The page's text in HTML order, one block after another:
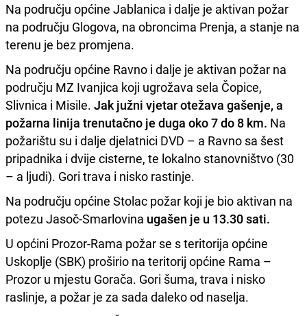
Na području općine Jablanica i dalje je aktivan požar
na području Glogova, na obroncima Prenja, a stanje na
terenu je bez promjena.
Na području općine Ravno i dalje je aktivan požar na
području MZ Ivanjica koji ugrožava sela Čopice,
Slivnica i Misile. Jak južni vjetar otežava gašenje, a
požarna linija trenutačno je duga oko 7 do 8 km. Na
požarištu su i dalje djelatnici DVD – a Ravno sa šest
pripadnika i dvije cisterne, te lokalno stanovništvo (30
– a ljudi). Gori trava i nisko rastinje.
Na području općine Stolac požar koji je bio aktivan na
potezu Jasoč-Smarlovina ugašen je u 13.30 sati.
U općini Prozor-Rama požar se s teritorija općine
Uskoplje (SBK) proširio na teritorij općine Rama –
Prozor u mjestu Gorača. Gori šuma, trava i nisko
raslinje, a požar je za sada daleko od naselja.